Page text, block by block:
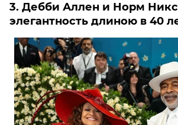
3. Дебби Аллен и Норм
элегантность длиною в 40